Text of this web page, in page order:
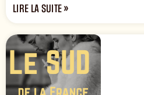
LIRE LA SUITE »